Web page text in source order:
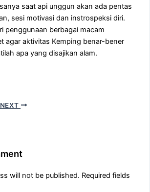
saat api unggun akan ada pentas
sesi motivasi dan instrospeksi diri.
penggunaan berbagai macam
agar aktivitas Kemping benar-bener
apa yang disajikan alam.
NEXT
will not be published. Required fields